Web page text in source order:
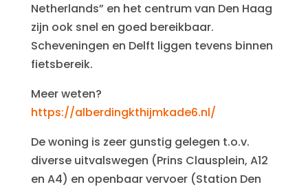
Netherlands” en het centrum van Den Haag
zijn ook snel en goed bereikbaar.
Scheveningen en Delft liggen tevens binnen
fietsbereik.
Meer weten?
https://alberdingkthijmkade6.nl/
De woning is zeer gunstig gelegen t.o.v.
diverse uitvalswegen (Prins Clausplein, A12
en A4) en openbaar vervoer (Station Den